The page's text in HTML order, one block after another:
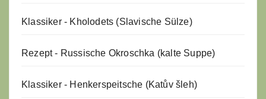
Klassiker - Kholodets (Slavische Sülze)
Rezept - Russische Okroschka (kalte Suppe)
Klassiker - Henkerspeitsche (Katův šleh)